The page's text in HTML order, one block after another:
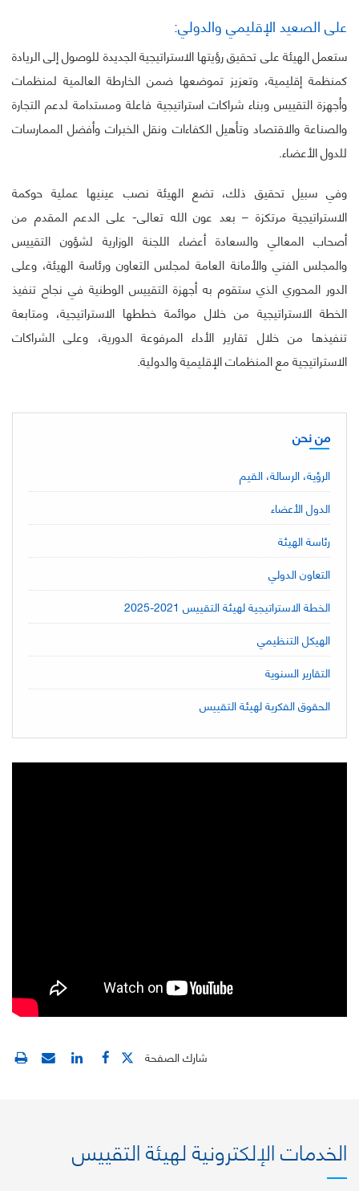
على الصعيد الإقليمي والدولي:
ستعمل الهيئة على تحقيق رؤيتها الاستراتيجية الجديدة للوصول إلى الريادة
كمنظمة إقليمية، وتعزيز تموضعها ضمن الخارطة العالمية لمنظمات
وأجهزة التقييس وبناء شراكات استراتيجية فاعلة ومستدامة لدعم التجارة
والصناعة والاقتصاد وتأهيل الكفاءات ونقل الخبرات وأفضل الممارسات
للدول الأعضاء.
وفي سبيل تحقيق ذلك، تضع الهيئة نصب عينيها عملية حوكمة
الاستراتيجية مرتكزة – بعد عون الله تعالى- على الدعم المقدم من
أصحاب المعالي والسعادة أعضاء اللجنة الوزارية لشؤون التقييس
والمجلس الفني والأمانة العامة لمجلس التعاون ورئاسة الهيئة، وعلى
الدور المحوري الذي ستقوم به أجهزة التقييس الوطنية في نجاح تنفيذ
الخطة الاستراتيجية من خلال موائمة خططها الاستراتيجية، ومتابعة
تنفيذها من خلال تقارير الأداء المرفوعة الدورية، وعلى الشراكات
الاستراتيجية مع المنظمات الإقليمية والدولية.
من نحن
الرؤية، الرسالة، القيم
الدول الأعضاء
رئاسة الهيئة
التعاون الدولي
الخطة الاستراتيجية لهيئة التقييس 2021-2025
الهيكل التنظيمي
التقارير السنوية
الحقوق الفكرية لهيئة التقييس
شارك الصفحة
الخدمات الإلكترونية لهيئة التقييس